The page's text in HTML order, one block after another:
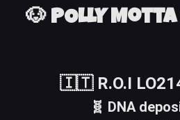
🐶 POLLY
🇮🇹 R.O.I
🧬 DNA